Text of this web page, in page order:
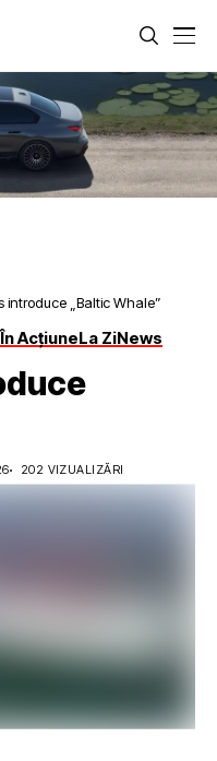
introduce „Baltic Whale”
În AcțiuneLa ZiNews
202 VIZUALIZĂRI